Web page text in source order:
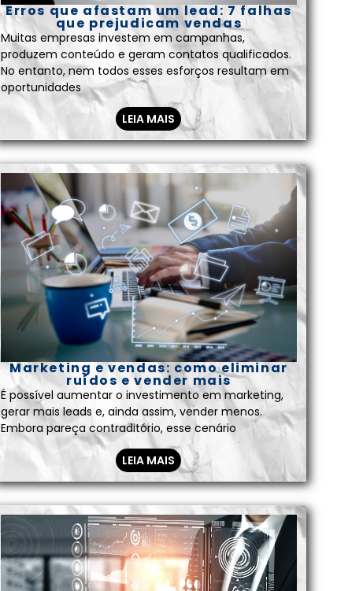
Erros que afastam um lead: 7 falhas
que prejudicam vendas
Muitas empresas investem em campanhas,
produzem conteúdo e geram contatos qualificados.
No entanto, nem todos esses esforços resultam em
oportunidades
LEIA MAIS
Marketing e vendas: como eliminar
ruídos e vender mais
É possível aumentar o investimento em marketing,
gerar mais leads e, ainda assim, vender menos.
Embora pareça contraditório, esse cenário
LEIA MAIS